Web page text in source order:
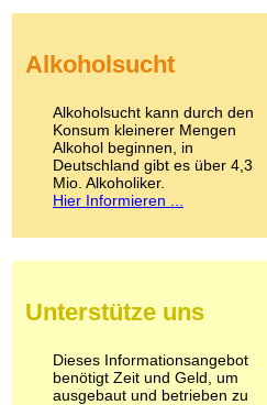
Kokain
LSD
Marihuana
Medikamente
Meskalin
Metamphetamin
Methadon
Pilze
Psychopharmaka
Schlafmittel
Schmerzmittel
Alkoholsucht
Alkoholsucht kann durch den
Konsum kleinerer Mengen
Alkohol beginnen, in
Deutschland gibt es über 4,3
Mio. Alkoholiker.
Hier Informieren ...
Unterstütze uns
Dieses Informationsangebot
benötigt Zeit und Geld, um
ausgebaut und betrieben zu